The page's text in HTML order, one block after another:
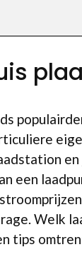
een
Welk
tips